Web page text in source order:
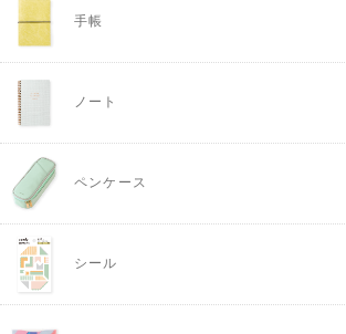
手帳
ノート
ペンケース
シール